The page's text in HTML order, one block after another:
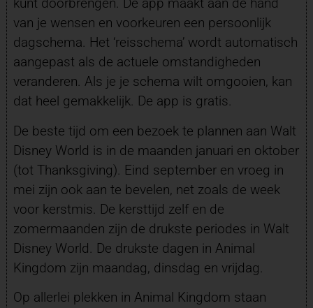
kunt doorbrengen. De app maakt aan de hand
van je wensen en voorkeuren een persoonlijk
dagschema. Het ‘reisschema’ wordt automatisch
aangepast als de actuele omstandigheden
veranderen. Als je je schema wilt omgooien, kan
dat heel gemakkelijk. De app is gratis.
De beste tijd om een bezoek te plannen aan Walt
Disney World is in de maanden januari en oktober
(tot Thanksgiving). Eind september en vroeg in
mei zijn ook aan te bevelen, net zoals de week
voor kerstmis. De kersttijd zelf en de
zomermaanden zijn de drukste periodes in Walt
Disney World. De drukste dagen in Animal
Kingdom zijn maandag, dinsdag en vrijdag.
Op allerlei plekken in Animal Kingdom staan